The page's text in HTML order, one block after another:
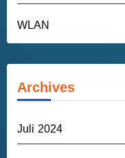
WLAN
Archives
Juli 2024